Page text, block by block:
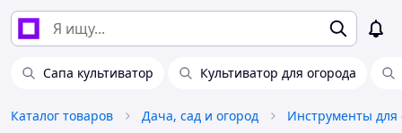
Сапа культиватор Культиватор для огорода
Каталог товаров Дача, сад и огород Инструменты